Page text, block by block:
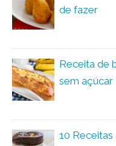
de fazer
Receita de
sem açúcar
10